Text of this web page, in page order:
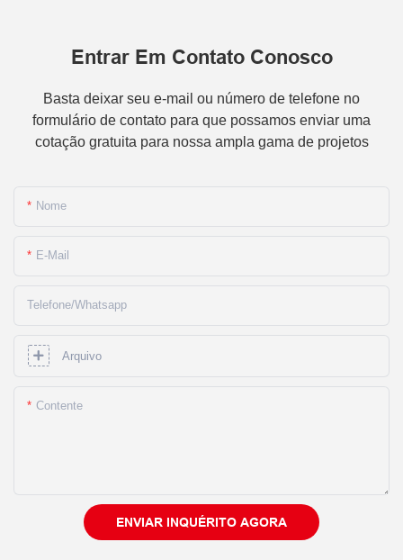
Entrar Em Contato Conosco
Basta deixar seu e-mail ou número de telefone no
formulário de contato para que possamos enviar uma
cotação gratuita para nossa ampla gama de projetos
Nome
E-Mail
Telefone/whatsapp
Arquivo
Contente
ENVIAR INQUÉRITO AGORA